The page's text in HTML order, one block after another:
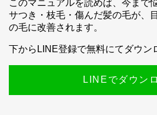
このマニュアルを読めば、今まで
サつき・枝毛・傷んだ髪の毛が、
の毛に改善されます。
下からLINE登録で無料にてダウン
LINEでダウン